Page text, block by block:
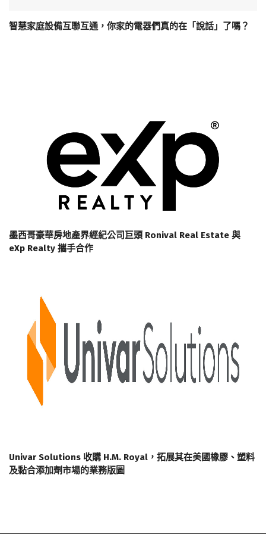
智慧家庭設備互聯互通，你家的電器們真的在「說話」了嗎？
墨西哥豪華房地產界經紀公司巨頭 Ronival Real Estate 與
eXp Realty 攜手合作
Univar Solutions 收購 H.M. Royal，拓展其在美國橡膠、塑料
及黏合添加劑市場的業務版圖